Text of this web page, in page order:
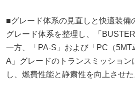
■グレード体系の見直しと快適装備
グレード体系を整理し、「
一方、「PA-S」および「PC（
A」グレードのトランスミッション
し、燃費性能と静粛性を向上させた